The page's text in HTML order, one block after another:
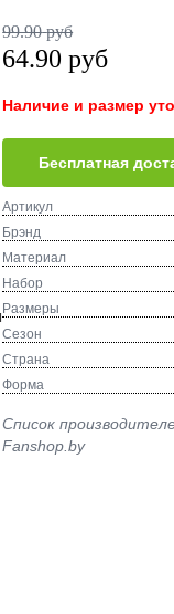
99.90 руб
64.90 руб
Наличие и размер
Бесплатная
Артикул
Брэнд
Материал
Набор
Размеры
Сезон
Страна
Форма
Список
Fanshop.by